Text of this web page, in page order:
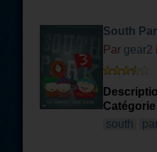
South
Par gear2
Catégorie
south